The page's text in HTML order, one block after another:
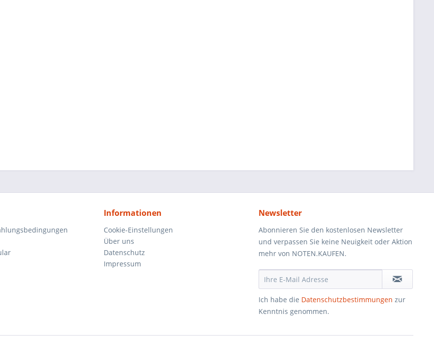
Informationen
Cookie-Einstellungen
Über uns
Datenschutz
Impressum
Newsletter
Abonnieren Sie den kostenlosen Newsletter
und verpassen Sie keine Neuigkeit oder Aktion
mehr von NOTEN.KAUFEN.
Ich habe die Datenschutzbestimmungen zur
Kenntnis genommen.